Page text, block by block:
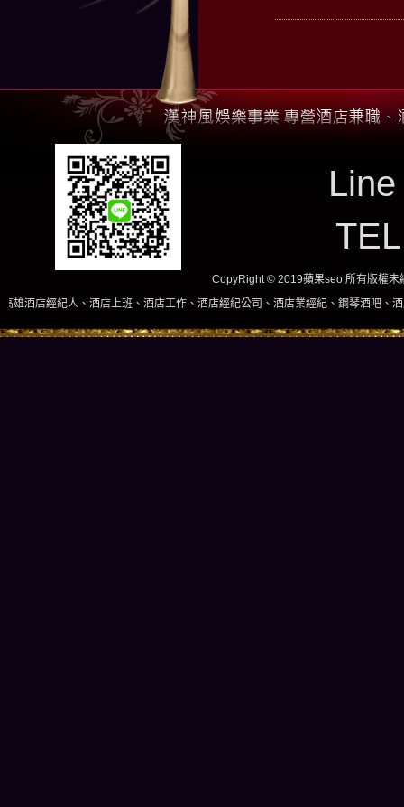
CopyRight © 2019蘋果seo 所有版權未
上班、酒店工作、酒店經紀公司、酒店業經紀、鋼琴酒吧、酒店小姐、酒店